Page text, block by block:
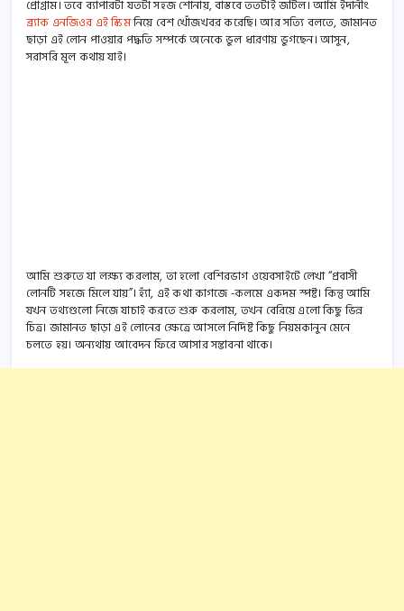
প্রোগ্রাম। তবে ব্যাপারটা যতটা সহজ শোনায়, বাস্তবে ততটাই জটিল। আমি ইদানীং
ব্র্যাক এনজিওর এই স্কিমনিয়ে বেশ খোঁজখবর করেছি। আর সত্যি বলতে, জামানত
ছাড়া এই লোন পাওয়ার পদ্ধতি সম্পর্কে অনেকে ভুল ধারণায় ভুগছেন। আসুন,
সরাসরি মূল কথায় যাই।
আমি শুরুতে যা লক্ষ্য করলাম, তা হলো বেশিরভাগ ওয়েবসাইটে লেখা “প্রবাসী
লোনটি সহজে মিলে যায়”। হ্যাঁ, এই কথা কাগজে -কলমে একদম স্পষ্ট। কিন্তু আমি
যখন তথ্যগুলো নিজে যাচাই করতে শুরু করলাম, তখন বেরিয়ে এলো কিছু ভিন্ন
চিত্র। জামানত ছাড়া এই লোনের ক্ষেত্রে আসলে নির্দিষ্ট কিছু নিয়মকানুন মেনে
চলতে হয়। অন্যথায় আবেদন ফিরে আসার সম্ভাবনা থাকে।